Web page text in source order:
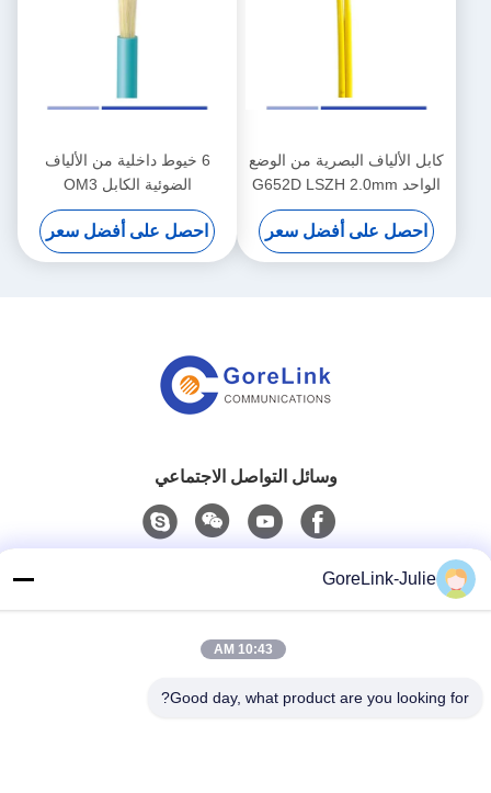
كابل الألياف البصرية من الوضع
الواحد G652D LSZH 2.0mm
للتطبيق الداخلي
احصل على أفضل سعر
6 خيوط داخلية من الألياف
الضوئية الكابل OM3
50/125um كابل الألياف الضوئية
المضغوطة LSZH
احصل على أفضل سعر
وسائل التواصل الاجتماعي
الهاتف
86-755-89320995
البريد الإلكتروني
GoreLink-Julie
10:43 AM
Good day, what product are you looking for?